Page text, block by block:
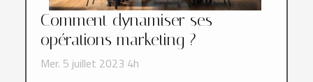
Comment dynamiser ses
opérations marketing ?
Mer. 5 juillet 2023 4h